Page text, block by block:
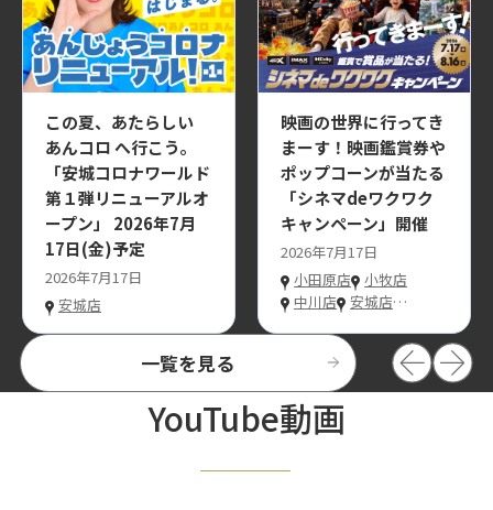
一覧を見る
この夏、あたらしい
あんコロ へ行こう。
「安城コロナワールド
第１弾リニューアルオ
ープン」 2026年7月
17日(金)予定
2026年7月17日
安城店
映画の世界に行ってき
まーす！映画鑑賞券や
ポップコーンが当たる
「シネマdeワクワク
キャンペーン」開催
2026年7月17日
小田原店
小牧店
中川店
安城店…
YouTube動画